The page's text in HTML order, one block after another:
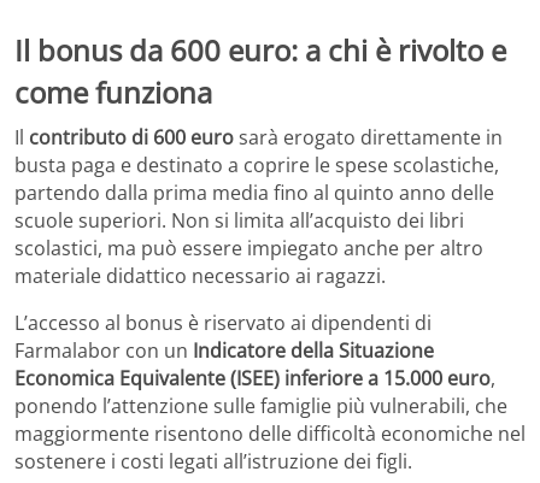
Il bonus da 600 euro: a chi è rivolto e
come funziona
Il contributo di 600 eurosarà erogato direttamente in
busta paga e destinato a coprire le spese scolastiche,
partendo dalla prima media fino al quinto anno delle
scuole superiori. Non si limita all’acquisto dei libri
scolastici, ma può essere impiegato anche per altro
materiale didattico necessario ai ragazzi.
L’accesso al bonus è riservato ai dipendenti di
Farmalabor con un Indicatore della Situazione
Economica Equivalente (ISEE) inferiore a 15.000 euro,
ponendo l’attenzione sulle famiglie più vulnerabili, che
maggiormente risentono delle difficoltà economiche nel
sostenere i costi legati all’istruzione dei figli.